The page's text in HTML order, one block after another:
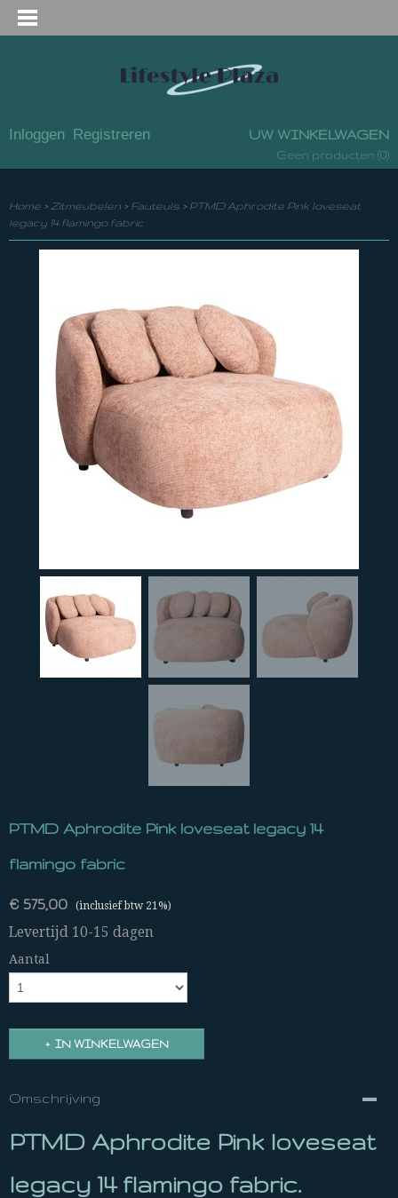
Inloggen Registreren UW WINKELWAGEN
Geen producten (0)
Home > Zitmeubelen > Fauteuls > PTMD Aphrodite Pink loveseat
legacy 14 flamingo fabric
PTMD Aphrodite Pink loveseat legacy 14
flamingo fabric
€ 575,00 (inclusief btw 21%)
Levertijd 10-15 dagen
Aantal
IN WINKELWAGEN
Omschrijving
PTMD Aphrodite Pink loveseat
legacy 14 flamingo fabric.